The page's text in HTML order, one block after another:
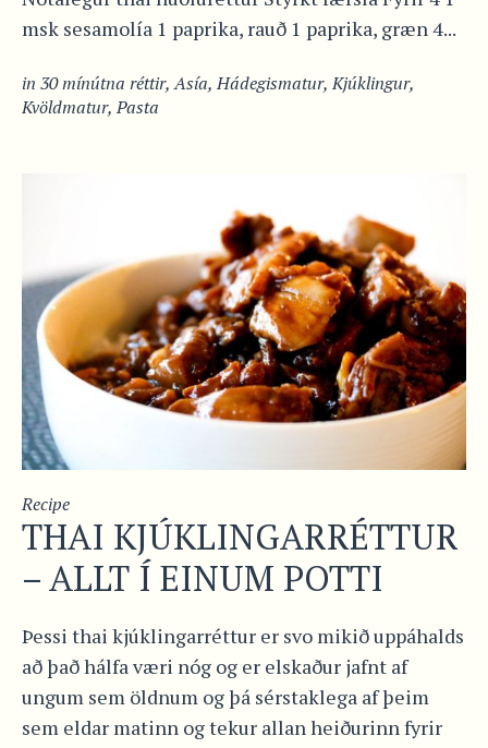
msk sesamolía 1 paprika, rauð 1 paprika, græn 4...
in 30 mínútna réttir,Asía,Hádegismatur,Kjúklingur,
Kvöldmatur,Pasta
Recipe
THAI KJÚKLINGARRÉTTUR
– ALLT Í EINUM POTTI
Þessi thai kjúklingarréttur er svo mikið uppáhalds
að það hálfa væri nóg og er elskaður jafnt af
ungum sem öldnum og þá sérstaklega af þeim
sem eldar matinn og tekur allan heiðurinn fyrir